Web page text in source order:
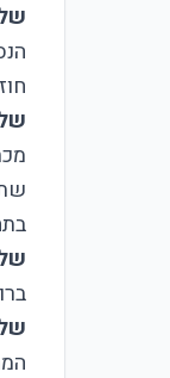
שלב 1 — ייעוץ
שלב 2 — איסוף
שלב 3 —
שלב 4 —